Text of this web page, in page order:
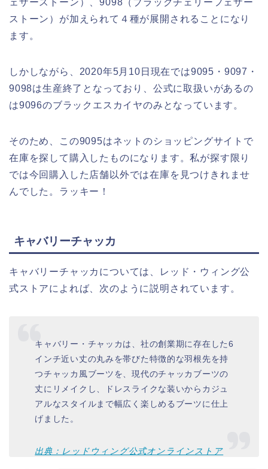
ェザーストーン）、9098（ブラックチェリーフェザー
ストーン）が加えられて４種が展開されることになり
ます。
しかしながら、2020年5月10日現在では9095・9097・
9098は生産終了となっており、公式に取扱いがあるの
は9096のブラックエスカイヤのみとなっています。
そのため、この9095はネットのショッピングサイトで
在庫を探して購入したものになります。私が探す限り
では今回購入した店舗以外では在庫を見つけきれませ
んでした。ラッキー！
キャバリーチャッカ
キャバリーチャッカについては、レッド・ウィング公
式ストアによれば、次のように説明されています。
キャバリー・チャッカは、社の創業期に存在した6
インチ近い丈の丸みを帯びた特徴的な羽根先を持
つチャッカ風ブーツを、現代のチャッカブーツの
丈にリメイクし、ドレスライクな装いからカジュ
アルなスタイルまで幅広く楽しめるブーツに仕上
げました。
出典：レッドウィング公式オンラインストア